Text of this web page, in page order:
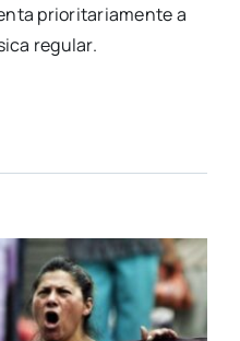
prioritariamente a
regular.